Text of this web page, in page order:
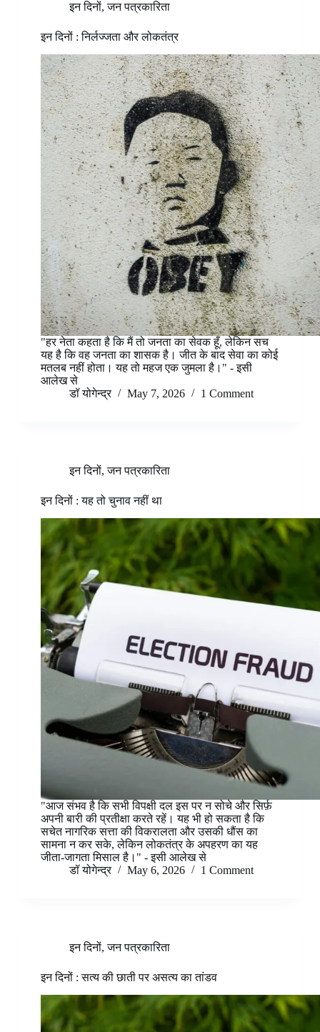
इन दिनों,जन पत्रकारिता
इन दिनों : निर्लज्जता और लोकतंत्र
"हर नेता कहता है कि मैं तो जनता का सेवक हूँ, लेकिन सच
यह है कि वह जनता का शासक है। जीत के बाद सेवा का कोई
मतलब नहीं होता। यह तो महज एक जुमला है।" - इसी
आलेख से
डॉ योगेन्द्र
May 7, 2026 1 Comment
इन दिनों,जन पत्रकारिता
इन दिनों : यह तो चुनाव नहीं था
"आज संभव है कि सभी विपक्षी दल इस पर न सोचे और सिर्फ़
अपनी बारी की प्रतीक्षा करते रहें। यह भी हो सकता है कि
सचेत नागरिक सत्ता की विकरालता और उसकी धौंस का
सामना न कर सके, लेकिन लोकतंत्र के अपहरण का यह
जीता-जागता मिसाल है।" - इसी आलेख से
डॉ योगेन्द्र
May 6, 2026 1 Comment
इन दिनों,जन पत्रकारिता
इन दिनों : सत्य की छाती पर असत्य का तांडव